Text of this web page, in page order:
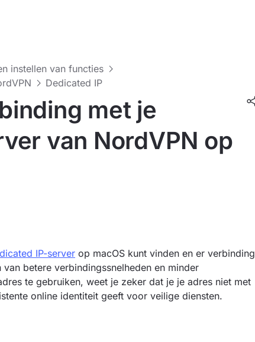
instellen van functies
Dedicated IP
met je
van NordVPN op
IP-server op macOS kunt vinden en er verbinding
betere verbindingssnelheden en minder
te gebruiken, weet je zeker dat je je adres niet met
online identiteit geeft voor veilige diensten.